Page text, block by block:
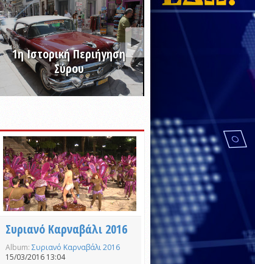
1η Ιστορική Περιήγηση
Σύρου
ΠΡΟΒΟΛΗ ALBUM
Συριανό
ΠΡΟΒΟΛΗ ALBUM
Συριανό Καρναβάλι 2016
Album: Συριανό Καρναβάλι 2016
15/03/2016 13:04